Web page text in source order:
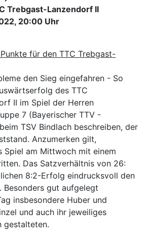
Trebgast-Lanzendorf II
20:00 Uhr
für den TTC Trebgast-
den Sieg eingefahren - So
des TTC
II im Spiel der Herren
7 (Bayerischer TTV -
TSV Bindlach beschreiben, der
Anzumerken gilt,
Spiel am Mittwoch mit einem
Das Satzverhältnis von 26:
8:2-Erfolg eindrucksvoll den
Besonders gut aufgelegt
insbesondere Huber und
und auch ihr jeweiliges
gestalteten.